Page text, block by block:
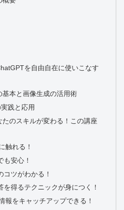
を自由自在に使いこなす
基本と画像生成の活用術
践と応用
たのスキルが変わる！この講座
触れる！
も安心！
コツがわかる！
を得るテクニックが身につく！
報をキャッチアップできる！